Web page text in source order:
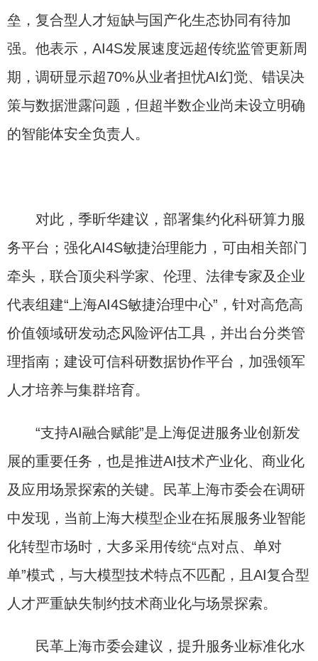
垒，复合型人才短缺与国产化生态协同有待加
强。他表示，AI4S发展速度远超传统监管更新周
期，调研显示超70%从业者担忧AI幻觉、错误决
策与数据泄露问题，但超半数企业尚未设立明确
的智能体安全负责人。
对此，季昕华建议，部署集约化科研算力服
务平台；强化AI4S敏捷治理能力，可由相关部门
牵头，联合顶尖科学家、伦理、法律专家及企业
代表组建“上海AI4S敏捷治理中心”，针对高危高
价值领域研发动态风险评估工具，并出台分类管
理指南；建设可信科研数据协作平台，加强领军
人才培养与集群培育。
“支持AI融合赋能”是上海促进服务业创新发
展的重要任务，也是推进AI技术产业化、商业化
及应用场景探索的关键。民革上海市委会在调研
中发现，当前上海大模型企业在拓展服务业智能
化转型市场时，大多采用传统“点对点、单对
单”模式，与大模型技术特点不匹配，且AI复合型
人才严重缺失制约技术商业化与场景探索。
民革上海市委会建议，提升服务业标准化水